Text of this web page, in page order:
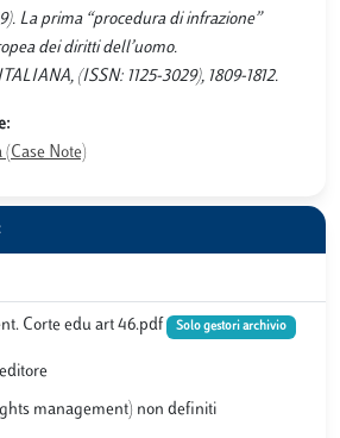
La prima “procedura di infrazione”
dei diritti dell’uomo.
(ISSN: 1125-3029), 1809-1812.
(Case Note)
Corte edu art 46.pdf Solo gestori archivio
management) non definiti